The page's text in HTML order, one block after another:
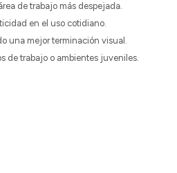
de trabajo más despejada.
en el uso cotidiano.
una mejor terminación visual.
de trabajo o ambientes juveniles.